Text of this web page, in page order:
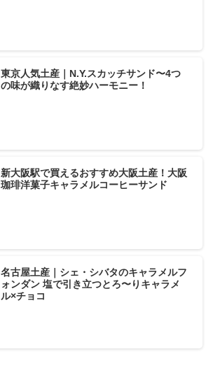
東京人気土産｜N.Y.スカッチサンド〜4つ
の味が織りなす絶妙ハーモニー！
新大阪駅で買えるおすすめ大阪土産！大阪
珈琲洋菓子キャラメルコーヒーサンド
名古屋土産｜シェ・シバタのキャラメルフ
ォンダン 塩で引き立つとろ〜りキャラメ
ル×チョコ